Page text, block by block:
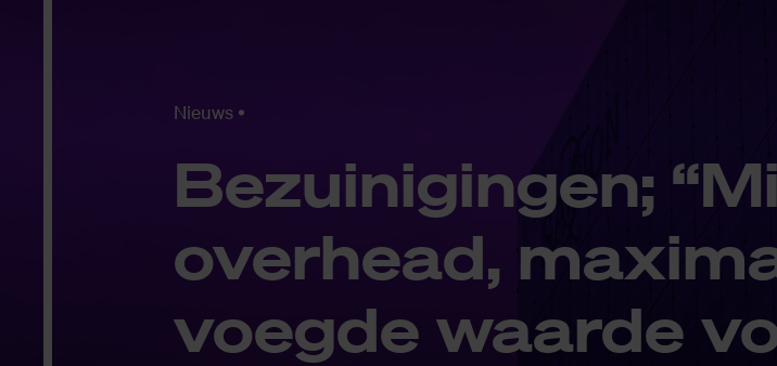
Nieuws
Be­zui­ni­gin­gen;
over­head,
voeg­de waar­de